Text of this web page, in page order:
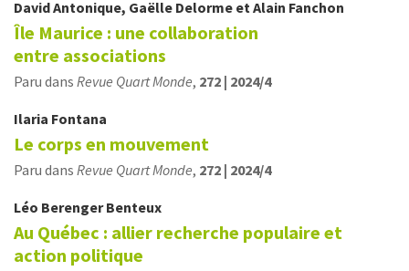
DavidAntonique, Gaëlle Delorme etAlain Fanchon
Île Maurice : une collaboration
entre associations
Paru dans Revue Quart Monde, 272 | 2024/4
Ilaria Fontana
Le corps en mouvement
Paru dans Revue Quart Monde, 272 | 2024/4
Léo BerengerBenteux
Au Québec : allier recherche populaire et
action politique